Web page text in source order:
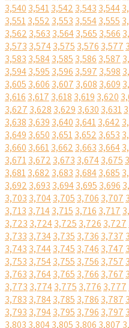
3,540 3,5413,542 3,543 3,544
3,5513,552 3,553 3,5543,555
3,562 3,563 3,5643,565 3,566
3,573 3,5743,575 3,576 3,577
3,583 3,5843,585 3,586 3,587
3,5943,595 3,596 3,597 3,598
3,605 3,606 3,607 3,608 3,609
3,616 3,617 3,618 3,619 3,620
3,627 3,628 3,629 3,630 3,631
3,638 3,639 3,640 3,6413,642
3,649 3,650 3,6513,652 3,653
3,660 3,6613,662 3,663 3,664
3,6713,672 3,673 3,6743,675
3,6813,682 3,683 3,6843,685
3,692 3,693 3,6943,695 3,696
3,703 3,7043,705 3,706 3,707
3,713 3,7143,715 3,716 3,717
3,723 3,7243,725 3,726 3,727
3,733 3,7343,735 3,736 3,737
3,743 3,7443,745 3,746 3,747
3,753 3,7543,755 3,756 3,757
3,763 3,7643,765 3,766 3,767
3,773 3,7743,775 3,776 3,777
3,783 3,7843,785 3,786 3,787
3,793 3,7943,795 3,796 3,797
3,803 3,8043,805 3,806 3,807